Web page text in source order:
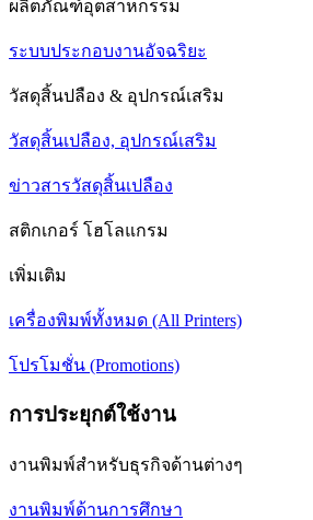
ผลิตภัณฑ์อุตสาหกรรม
ระบบประกอบงานอัจฉริยะ
วัสดุสิ้นปลือง & อุปกรณ์เสริม
วัสดุสิ้นเปลือง, อุปกรณ์เสริม
ข่าวสารวัสดุสิ้นเปลือง
สติกเกอร์ โฮโลแกรม
เพิ่มเติม
เครื่องพิมพ์ทั้งหมด (All Printers)
โปรโมชั่น (Promotions)
การประยุกต์ใช้งาน
งานพิมพ์สำหรับธุรกิจด้านต่างๆ
งานพิมพ์ด้านการศึกษา